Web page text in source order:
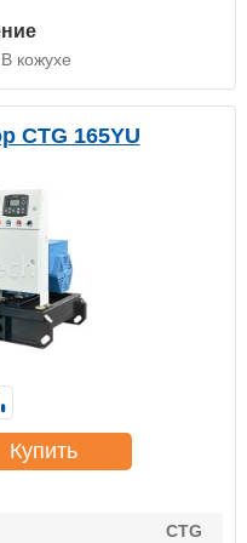
В кожухе
CTG 165YU
CTG
Купить